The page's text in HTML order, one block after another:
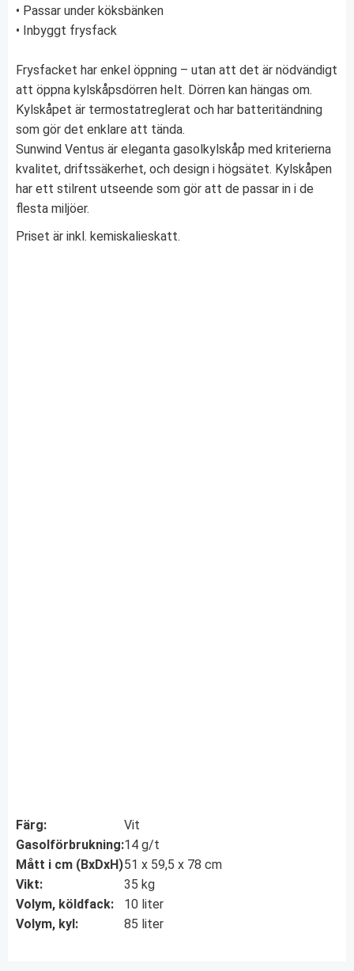
• Passar under köksbänken
• Inbyggt frysfack
Frysfacket har enkel öppning – utan att det är nödvändigt
att öppna kylskåpsdörren helt. Dörren kan hängas om.
Kylskåpet är termostatreglerat och har batteritändning
som gör det enklare att tända.
Sunwind Ventus är eleganta gasolkylskåp med kriterierna
kvalitet, driftssäkerhet, och design i högsätet. Kylskåpen
har ett stilrent utseende som gör att de passar in i de
flesta miljöer.
Priset är inkl. kemiskalieskatt.
Färg:
Vit
Gasolförbrukning:14 g/t
Mått i cm (BxDxH)51 x 59,5 x 78 cm
Vikt:
35 kg
Volym, köldfack:
10 liter
Volym, kyl:
85 liter